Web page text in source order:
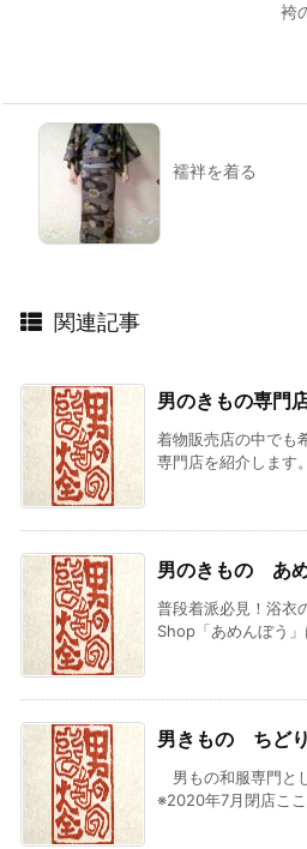
袴
襦袢を着る
関連記事
男のきもの専門
着物販売店の中でも
専門店を紹介します
男のきもの あ
普段着派必見！浴衣
Shop「あめんぼう
男きもの ちど
男もの和服専門と
※2020年7月閉店こ